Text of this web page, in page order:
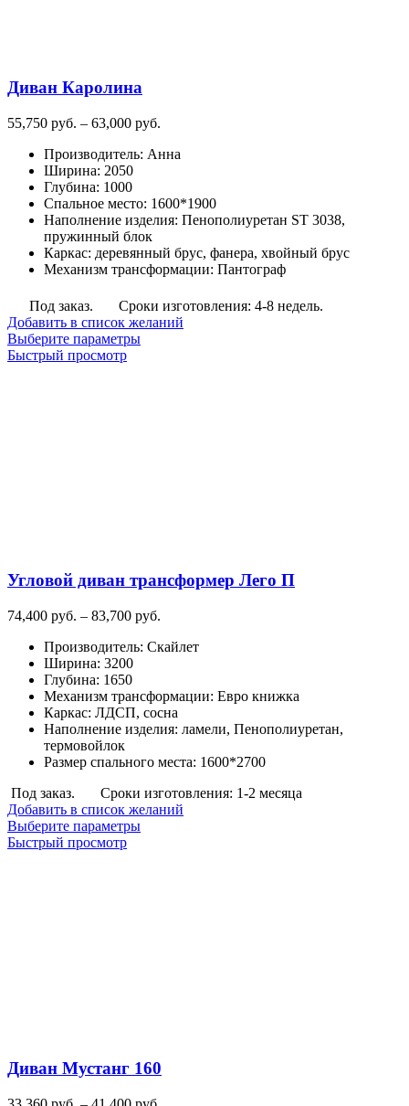
Диван Каролина
55,750 руб. – 63,000 руб.
55,750
63,000
руб.
Производитель: Анна
Ширина: 2050
Глубина: 1000
Спальное место: 1600*1900
Наполнение изделия: Пенополиуретан ST 3038,
пружинный блок
Каркас: деревянный брус, фанера, хвойный брус
Механизм трансформации: Пантограф
Под заказ.
Сроки изготовления: 4-8 недель.
Добавить в список желаний
Выберите параметрыЭтот
Быстрый просмотр
Угловой диван трансформер Лего П
74,400 руб. – 83,700 руб.
74,400
83,700
руб.
Производитель: Скайлет
Ширина: 3200
Глубина: 1650
Механизм трансформации: Евро книжка
Каркас: ЛДСП, сосна
Наполнение изделия: ламели, Пенополиуретан,
термовойлок
Размер спального места: 1600*2700
Под заказ.
Сроки изготовления: 1-2 месяца
Добавить в список желаний
Выберите параметрыЭтот
Быстрый просмотр
Диван Мустанг 160